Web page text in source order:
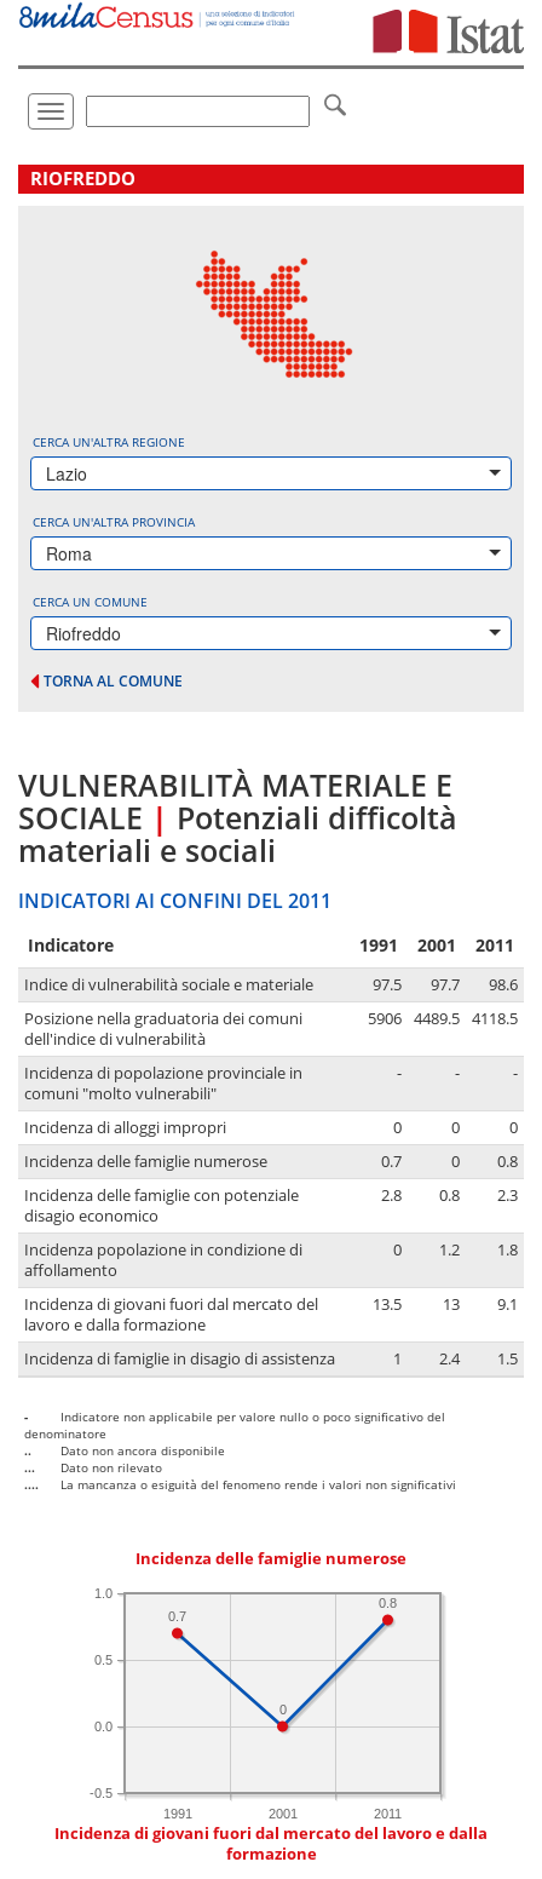
Vai
direttamente
Toggle
navigation
.
RIOFREDDO
CERCA UN'ALTRA REGIONE
Lazio
CERCA UN'ALTRA PROVINCIA
Roma
CERCA UN COMUNE
Riofreddo
TORNA AL COMUNE
VULNERABILITÀ MATERIALE E
SOCIALE | Potenziali difficoltà
materiali e sociali
INDICATORI AI CONFINI DEL 2011
Indicatore 1991 2001 2011
Indice di vulnerabilità sociale e materiale 97.5 97.7
98.6
Posizione nella graduatoria dei comuni
dell'indice di vulnerabilità
5906 4489.5 4118.5
Incidenza di popolazione provinciale in
comuni "molto vulnerabili"
- - -
Incidenza di alloggi impropri 0 0
0
Incidenza delle famiglie numerose
0.7 0
0.8
Incidenza delle famiglie con potenziale
disagio economico
2.8 0.8 2.3
Incidenza popolazione in condizione di
affollamento
0 1.2 1.8
Incidenza di giovani fuori dal mercato del
lavoro e dalla formazione
13.5 13 9.1
Incidenza di famiglie in disagio di assistenza 1 2.4 1.5
-
Indicatore non applicabile per valore nullo o poco significativo del
denominatore
..
Dato non ancora disponibile
...
Dato non rilevato
....
La mancanza o esiguità del fenomeno rende i valori non significativi
Incidenza delle famiglie numerose
1991 2001 2011
-0.5
0.0
0.5
1.0
0.8
0
0.7
Incidenza di giovani fuori dal mercato del lavoro e dalla
formazione